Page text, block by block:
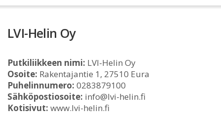
LVI-Helin Oy
Putkiliikkeen nimi: LVI-Helin Oy
Osoite: Rakentajantie 1, 27510 Eura
Puhelinnumero: 0283879100
Sähköpostiosoite: info@lvi-helin.fi
Kotisivut: www.lvi-helin.fi